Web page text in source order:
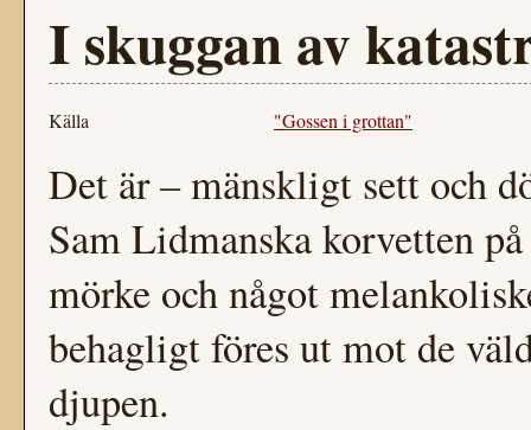
I skuggan av
Källa "Gossen i grottan"
Det är – mänskligt sett och
Sam Lidmanska korvetten
mörke och något
behagligt föres ut mot de
djupen.